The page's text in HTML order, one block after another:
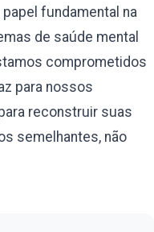
fundamental na
de saúde mental
comprometidos
para nossos
reconstruir suas
semelhantes, não